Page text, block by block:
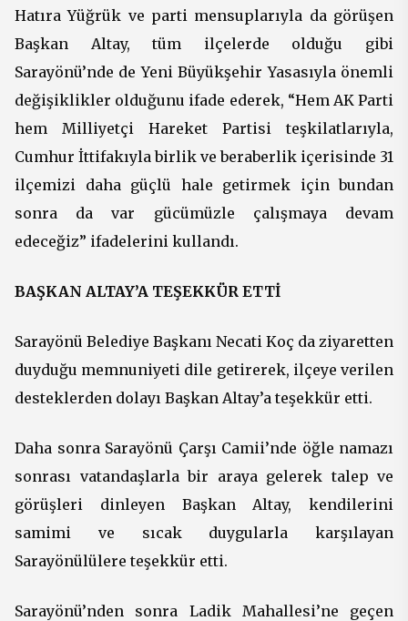
Hatıra Yüğrük ve parti mensuplarıyla da görüşen
Başkan Altay, tüm ilçelerde olduğu gibi
Sarayönü’nde de Yeni Büyükşehir Yasasıyla önemli
değişiklikler olduğunu ifade ederek, “Hem AK Parti
hem Milliyetçi Hareket Partisi teşkilatlarıyla,
Cumhur İttifakıyla birlik ve beraberlik içerisinde 31
ilçemizi daha güçlü hale getirmek için bundan
sonra da var gücümüzle çalışmaya devam
edeceğiz” ifadelerini kullandı.
BAŞKAN ALTAY’A TEŞEKKÜR ETTİ
Sarayönü Belediye Başkanı Necati Koç da ziyaretten
duyduğu memnuniyeti dile getirerek, ilçeye verilen
desteklerden dolayı Başkan Altay’a teşekkür etti.
Daha sonra Sarayönü Çarşı Camii’nde öğle namazı
sonrası vatandaşlarla bir araya gelerek talep ve
görüşleri dinleyen Başkan Altay, kendilerini
samimi ve sıcak duygularla karşılayan
Sarayönülülere teşekkür etti.
Sarayönü’nden sonra Ladik Mahallesi’ne geçen